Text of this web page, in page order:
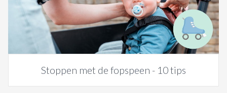
Stoppen met de fopspeen - 10 tips